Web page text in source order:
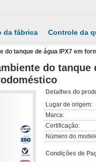
da fábrica Controle da
do tanque de água IPX7 em
do tanque
Detalhes do
Lugar de origem:
Marca:
Certificação:
Número do
Condições de